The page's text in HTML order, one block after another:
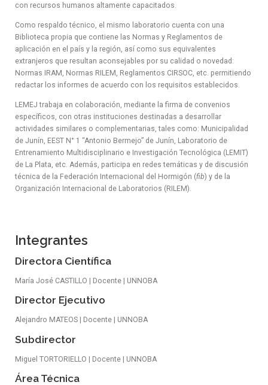
con recursos humanos altamente capacitados.
Como respaldo técnico, el mismo laboratorio cuenta con una
Biblioteca propia que contiene las Normas y Reglamentos de
aplicación en el país y la región, así como sus equivalentes
extranjeros que resultan aconsejables por su calidad o novedad:
Normas IRAM, Normas RILEM, Reglamentos CIRSOC, etc. permitiendo
redactar los informes de acuerdo con los requisitos establecidos.
LEMEJ trabaja en colaboración, mediante la firma de convenios
específicos, con otras instituciones destinadas a desarrollar
actividades similares o complementarias, tales como: Municipalidad
de Junín, EEST N° 1 “Antonio Bermejo” de Junín, Laboratorio de
Entrenamiento Multidisciplinario e Investigación Tecnológica (LEMIT)
de La Plata, etc. Además, participa en redes temáticas y de discusión
técnica de la Federación Internacional del Hormigón (fib) y de la
Organización Internacional de Laboratorios (RILEM).
Integrantes
Directora Científica
María José CASTILLO | Docente | UNNOBA
Director Ejecutivo
Alejandro MATEOS | Docente | UNNOBA
Subdirector
Miguel TORTORIELLO | Docente | UNNOBA
Área Técnica